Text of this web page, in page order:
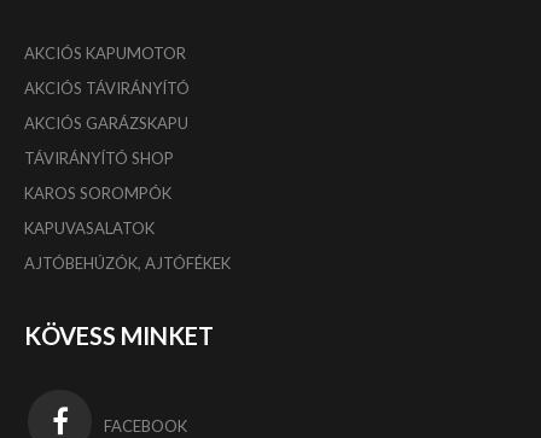
AKCIÓS KAPUMOTOR
AKCIÓS TÁVIRÁNYÍTÓ
AKCIÓS GARÁZSKAPU
TÁVIRÁNYÍTÓ SHOP
KAROS SOROMPÓK
KAPUVASALATOK
AJTÓBEHÚZÓK, AJTÓFÉKEK
KÖVESS MINKET
FACEBOOK